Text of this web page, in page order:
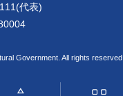
代表)
Government. All rights reserved.